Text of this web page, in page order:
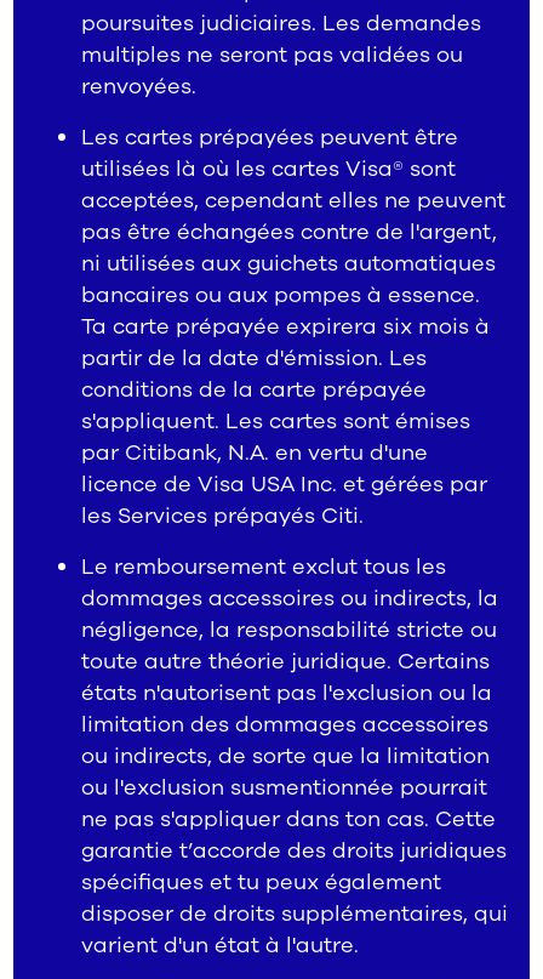
poursuites judiciaires. Les demandes
multiples ne seront pas validées ou
renvoyées.
Les cartes prépayées peuvent être
utilisées là où les cartes Visa® sont
acceptées, cependant elles ne peuvent
pas être échangées contre de l'argent,
ni utilisées aux guichets automatiques
bancaires ou aux pompes à essence.
Ta carte prépayée expirera six mois à
partir de la date d'émission. Les
conditions de la carte prépayée
s'appliquent. Les cartes sont émises
par Citibank, N.A. en vertu d'une
licence de Visa USA Inc. et gérées par
les Services prépayés Citi.
Le remboursement exclut tous les
dommages accessoires ou indirects, la
négligence, la responsabilité stricte ou
toute autre théorie juridique. Certains
états n'autorisent pas l'exclusion ou la
limitation des dommages accessoires
ou indirects, de sorte que la limitation
ou l'exclusion susmentionnée pourrait
ne pas s'appliquer dans ton cas. Cette
garantie t’accorde des droits juridiques
spécifiques et tu peux également
disposer de droits supplémentaires, qui
varient d'un état à l'autre.